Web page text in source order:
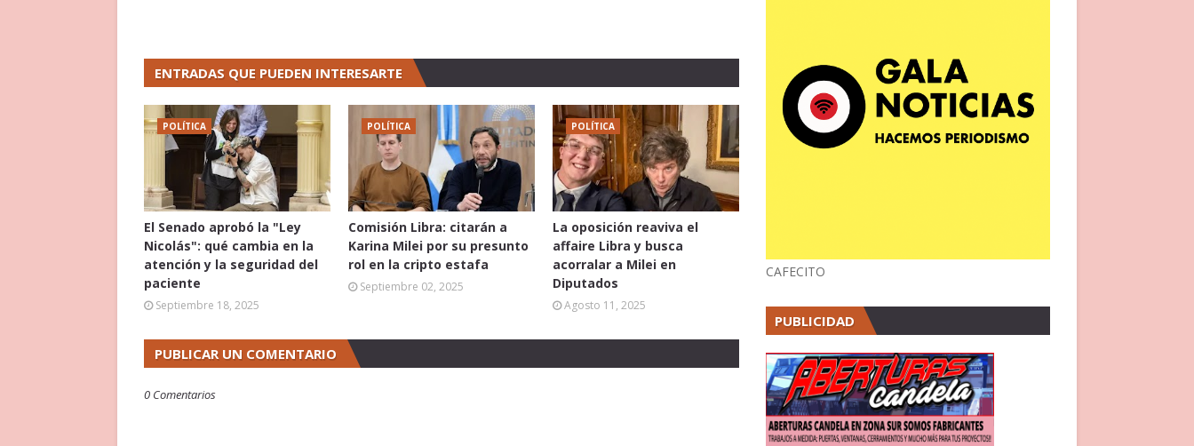
ENTRADAS QUE PUEDEN INTERESARTE
POLÍTICA
El Senado aprobó la "Ley
Nicolás": qué cambia en la
atención y la seguridad del
paciente
Septiembre 18, 2025
POLÍTICA
Comisión Libra: citarán a
Karina Milei por su presunto
rol en la cripto estafa
Septiembre 02, 2025
POLÍTICA
La oposición reaviva el
affaire Libra y busca
acorralar a Milei en
Diputados
Agosto 11, 2025
PUBLICAR UN COMENTARIO
0 Comentarios
CAFECITO
PUBLICIDAD